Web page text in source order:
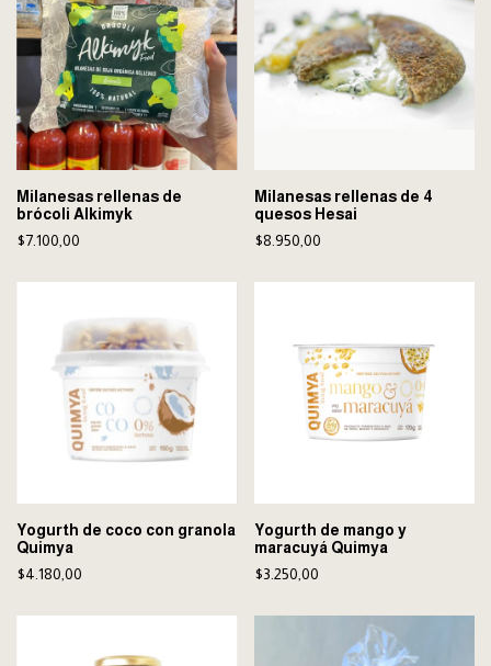
Milanesas rellenas de
brócoli Alkimyk
$7.100,00
Milanesas rellenas de 4
quesos Hesai
$8.950,00
Yogurth de coco con granola
Quimya
$4.180,00
Yogurth de mango y
maracuyá Quimya
$3.250,00